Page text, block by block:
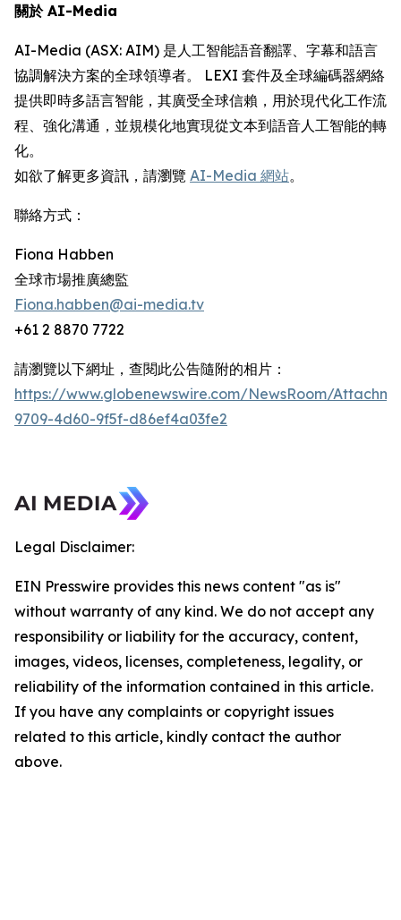
關於 AI-Media
AI-Media (ASX: AIM) 是人工智能語音翻譯、字幕和語言
協調解決方案的全球領導者。 LEXI 套件及全球編碼器網絡
提供即時多語言智能，其廣受全球信賴，用於現代化工作流
程、強化溝通，並規模化地實現從文本到語音人工智能的轉
化。
如欲了解更多資訊，請瀏覽 AI-Media 網站。
聯絡方式：
Fiona Habben
全球市場推廣總監
Fiona.habben@ai-media.tv
+61 2 8870 7722
請瀏覽以下網址，查閱此公告隨附的相片：
https://www.globenewswire.com/NewsRoom/
9709-4d60-9f5f-d86ef4a03fe2
Legal Disclaimer:
EIN Presswire provides this news content "as is"
without warranty of any kind. We do not accept any
responsibility or liability for the accuracy, content,
images, videos, licenses, completeness, legality, or
reliability of the information contained in this article.
If you have any complaints or copyright issues
related to this article, kindly contact the author
above.